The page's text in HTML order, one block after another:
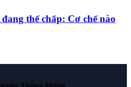
thế chấp: Cơ chế nào